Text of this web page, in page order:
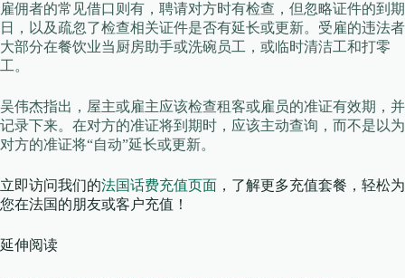
雇佣者的常见借口则有，聘请对方时有检查，但忽略证件的到期
日，以及疏忽了检查相关证件是否有延长或更新。受雇的违法者
大部分在餐饮业当厨房助手或洗碗员工，或临时清洁工和打零
工。
吴伟杰指出，屋主或雇主应该检查租客或雇员的准证有效期，并
记录下来。在对方的准证将到期时，应该主动查询，而不是以为
对方的准证将“自动”延长或更新。
立即访问我们的法国话费充值页面 ，了解更多充值套餐，轻松为
您在法国的朋友或客户充值！
延伸阅读